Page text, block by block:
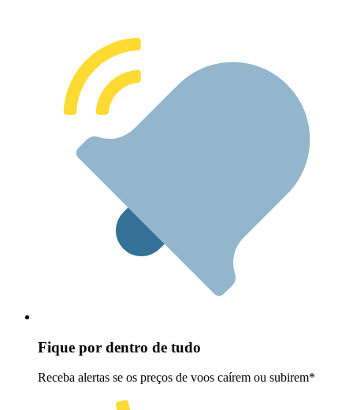
Fique por dentro de tudo
Receba alertas se os preços de voos caírem ou subirem*